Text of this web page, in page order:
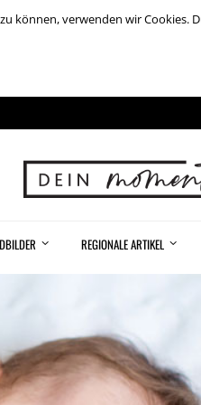
können, verwenden wir
REGIONALE ARTIKEL